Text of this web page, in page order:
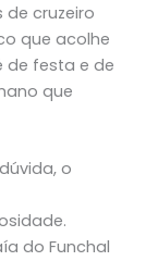
cruzeiro
que acolhe
de festa e de
que
o
do Funchal